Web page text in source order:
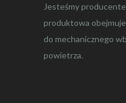
Jesteśmy
produktowa
do mechanicznego
powietrza.